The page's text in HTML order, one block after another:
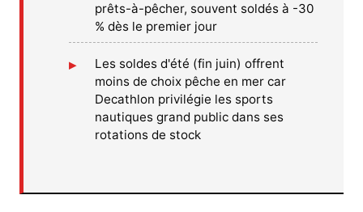
prêts-à-pêcher, souvent soldés à -30
% dès le premier jour
Les soldes d'été (fin juin) offrent
moins de choix pêche en mer car
Decathlon privilégie les sports
nautiques grand public dans ses
rotations de stock